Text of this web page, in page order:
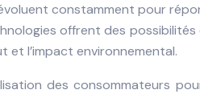
constamment pour
offrent des
l’impact environnemental.
des consommateurs